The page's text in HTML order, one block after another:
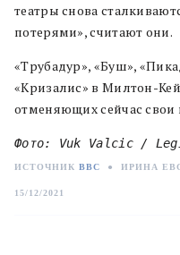
театры снова
потерями», считают они.
«Трубадур», «Буш»,
«Кризалис» в Милтон-
отменяющих сейчас
Фото: Vuk Valcic /
ИСТОЧНИК BBC ● ИРИНА
15/12/2021